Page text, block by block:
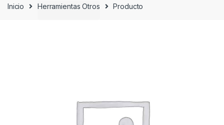
Inicio Herramientas Otros Producto